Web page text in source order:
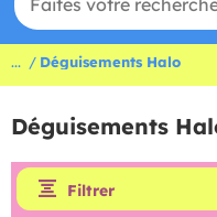
... Déguisements Halo
Déguisements
Filtrer